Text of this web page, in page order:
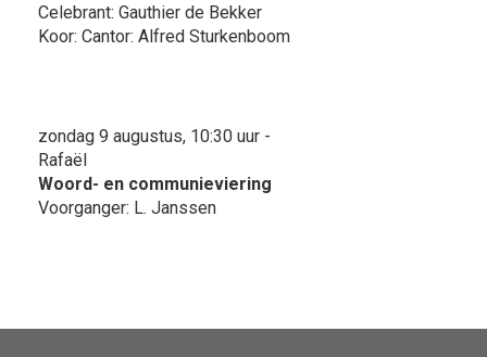
Celebrant: Gauthier de Bekker
Koor: Cantor: Alfred Sturkenboom
zondag 9 augustus, 10:30 uur -
Rafaël
Woord- en communieviering
Voorganger: L. Janssen